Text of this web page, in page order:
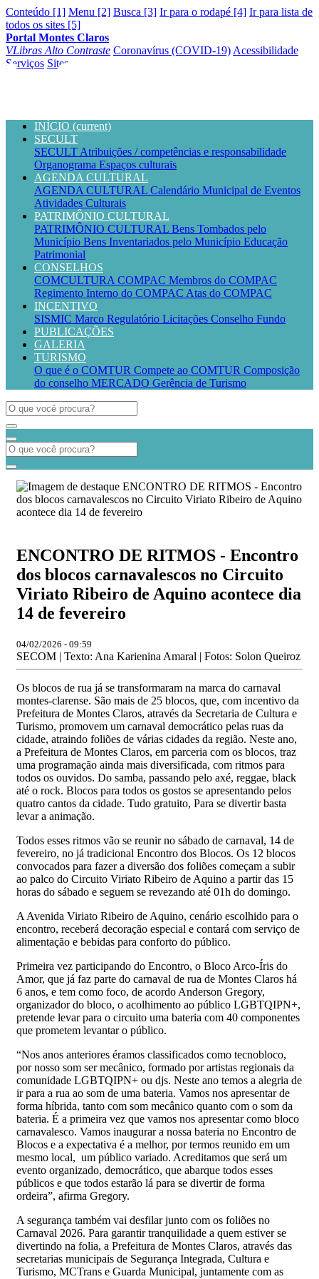
Conteúdo [1] Menu [2] Busca [3] Ir para o rodapé [4] Ir para lista de
todos os sites [5]
Portal Montes Claros
VLibras Alto Contraste Coronavírus (COVID-19) Acessibilidade
Serviços Sites
INÍCIO (current)
SECULT
SECULT Atribuições / competências e responsabilidade
Organograma Espaços culturais
AGENDA CULTURAL
AGENDA CULTURAL Calendário Municipal de Eventos
Atividades Culturais
PATRIMÔNIO CULTURAL
PATRIMÔNIO CULTURAL Bens Tombados pelo
Município Bens Inventariados pelo Município Educação
Patrimonial
CONSELHOS
COMCULTURA COMPAC Membros do COMPAC
Regimento Interno do COMPAC Atas do COMPAC
INCENTIVO
SISMIC Marco Regulatório Licitações Conselho Fundo
PUBLICAÇÕES
GALERIA
TURISMO
O que é o COMTUR Compete ao COMTUR Composição
do conselho MERCADO Gerência de Turismo
ENCONTRO DE RITMOS - Encontro
dos blocos carnavalescos no Circuito
Viriato Ribeiro de Aquino acontece dia
14 de fevereiro
04/02/2026 - 09:59
SECOM | Texto: Ana Karienina Amaral | Fotos: Solon Queiroz
Os blocos de rua já se transformaram na marca do carnaval
montes-clarense. São mais de 25 blocos, que, com incentivo da
Prefeitura de Montes Claros, através da Secretaria de Cultura e
Turismo, promovem um carnaval democrático pelas ruas da
cidade, atraindo foliões de várias cidades da região. Neste ano,
a Prefeitura de Montes Claros, em parceria com os blocos, traz
uma programação ainda mais diversificada, com ritmos para
todos os ouvidos. Do samba, passando pelo axé, reggae, black
até o rock. Blocos para todos os gostos se apresentando pelos
quatro cantos da cidade. Tudo gratuito, Para se divertir basta
levar a animação.
Todos esses ritmos vão se reunir no sábado de carnaval, 14 de
fevereiro, no já tradicional Encontro dos Blocos. Os 12 blocos
convocados para fazer a diversão dos foliões começam a subir
ao palco do Circuito Viriato Ribeiro de Aquino a partir das 15
horas do sábado e seguem se revezando até 01h do domingo.
A Avenida Viriato Ribeiro de Aquino, cenário escolhido para o
encontro, receberá decoração especial e contará com serviço de
alimentação e bebidas para conforto do público.
Primeira vez participando do Encontro, o Bloco Arco-Íris do
Amor, que já faz parte do carnaval de rua de Montes Claros há
6 anos, e tem como foco, de acordo Anderson Gregory,
organizador do bloco, o acolhimento ao público LGBTQIPN+,
pretende levar para o circuito uma bateria com 40 componentes
que prometem levantar o público.
“Nos anos anteriores éramos classificados como tecnobloco,
por nosso som ser mecânico, formado por artistas regionais da
comunidade LGBTQIPN+ ou djs. Neste ano temos a alegria de
ir para a rua ao som de uma bateria. Vamos nos apresentar de
forma híbrida, tanto com som mecânico quanto com o som da
bateria. É a primeira vez que vamos nos apresentar como bloco
carnavalesco. Vamos inaugurar a nossa bateria no Encontro de
Blocos e a expectativa é a melhor, por termos reunido em um
mesmo local, um público variado. Acreditamos que será um
evento organizado, democrático, que abarque todos esses
públicos e que todos estarão lá para se divertir de forma
ordeira”, afirma Gregory.
A segurança também vai desfilar junto com os foliões no
Carnaval 2026. Para garantir tranquilidade a quem estiver se
divertindo na folia, a Prefeitura de Montes Claros, através das
secretarias municipais de Segurança Integrada, Cultura e
Turismo, MCTrans e Guarda Municipal, juntamente com as